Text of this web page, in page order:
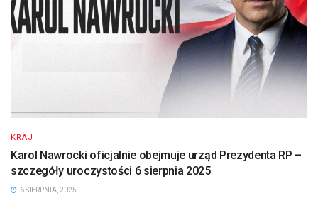
KRAJ
Karol Nawrocki oficjalnie obejmuje urząd Prezydenta RP –
szczegóły uroczystości 6 sierpnia 2025
6 SIERPNIA, 2025